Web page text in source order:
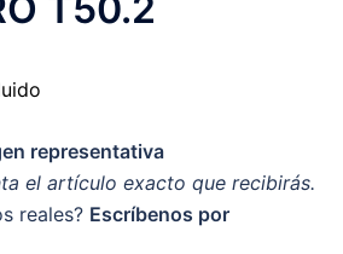
T50.2
representativa
el artículo exacto que recibirás.
reales? Escríbenos por